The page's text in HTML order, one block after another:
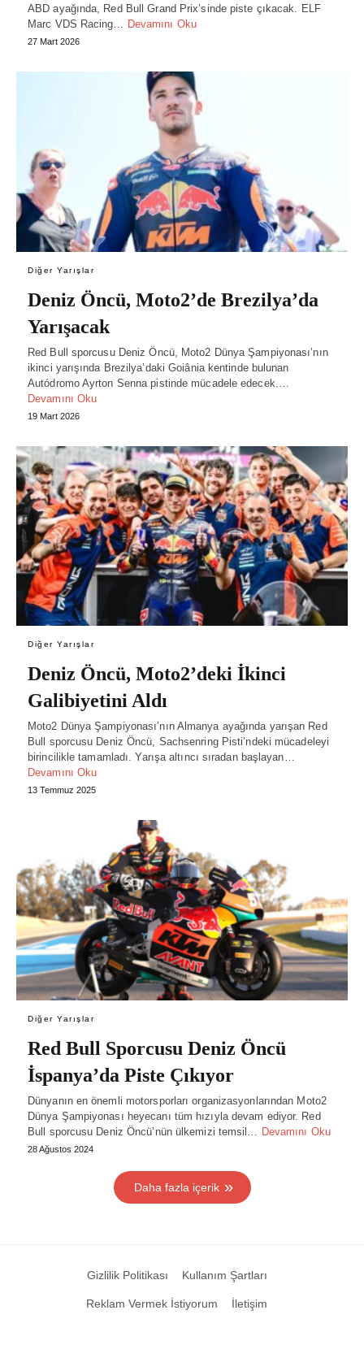
ABD ayağında, Red Bull Grand Prix’sinde piste çıkacak. ELF
Marc VDS Racing…
Devamını Oku
27 Mart 2026
Diğer Yarışlar
Deniz Öncü, Moto2’de Brezilya’da
Yarışacak
Red Bull sporcusu Deniz Öncü, Moto2 Dünya Şampiyonası’nın
ikinci yarışında Brezilya’daki Goiânia kentinde bulunan
Autódromo Ayrton Senna pistinde mücadele edecek.…
Devamını Oku
19 Mart 2026
Diğer Yarışlar
Deniz Öncü, Moto2’deki İkinci
Galibiyetini Aldı
Moto2 Dünya Şampiyonası’nın Almanya ayağında yarışan Red
Bull sporcusu Deniz Öncü, Sachsenring Pisti’ndeki mücadeleyi
birincilikle tamamladı. Yarışa altıncı sıradan başlayan…
Devamını Oku
13 Temmuz 2025
Diğer Yarışlar
Red Bull Sporcusu Deniz Öncü
İspanya’da Piste Çıkıyor
Dünyanın en önemli motorsporları organizasyonlarından Moto2
Dünya Şampiyonası heyecanı tüm hızıyla devam ediyor. Red
Bull sporcusu Deniz Öncü’nün ülkemizi temsil…
Devamını Oku
28 Ağustos 2024
Daha fazla içerik
Gizlilik Politikası Kullanım Şartları
Reklam Vermek İstiyorum İletişim